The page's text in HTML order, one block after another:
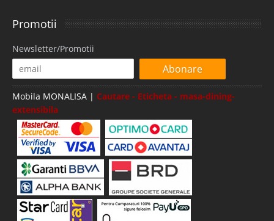
Promotii
Newsletter/Promotii
Abonare
Mobila MONALISA | Cautare - Eticheta - masa-dining-
extensibila